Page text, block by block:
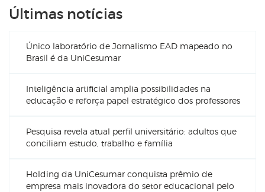
Últimas notícias
Único laboratório de Jornalismo EAD mapeado no
Brasil é da UniCesumar
Inteligência artificial amplia possibilidades na
educação e reforça papel estratégico dos professores
Pesquisa revela atual perfil universitário: adultos que
conciliam estudo, trabalho e família
Holding da UniCesumar conquista prêmio de
empresa mais inovadora do setor educacional pelo